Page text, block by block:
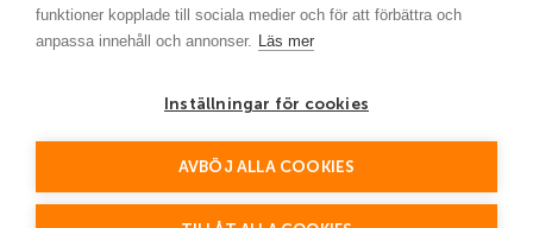
funktioner kopplade till sociala medier och för att förbättra och
anpassa innehåll och annonser. Läs mer
Inställningar för cookies
AVBÖJ ALLA COOKIES
This site is protected by reCAPTCHA and the Google
andTerms of Service apply.